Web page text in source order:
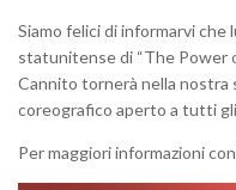
Siamo felici di informarvi che
statunitense di “The Power
Cannito tornerà nella nostra
coreografico aperto a tutti
Per maggiori informazioni